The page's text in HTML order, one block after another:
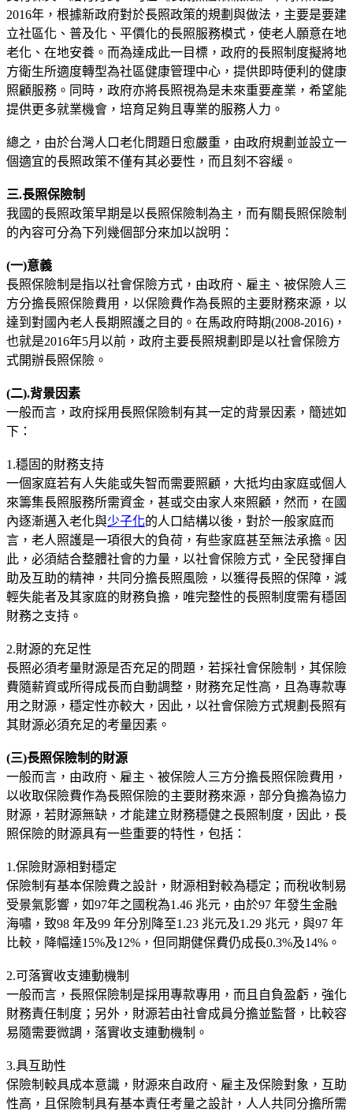
2016年，根據新政府對於長照政策的規劃與做法，主要是要建
立社區化、普及化、平價化的長照服務模式，使老人願意在地
老化、在地安養。而為達成此一目標，政府的長照制度擬將地
方衛生所適度轉型為社區健康管理中心，提供即時便利的健康
照顧服務。同時，政府亦將長照視為是未來重要產業，希望能
提供更多就業機會，培育足夠且專業的服務人力。
總之，由於台灣人口老化問題日愈嚴重，由政府規劃並設立一
個適宜的長照政策不僅有其必要性，而且刻不容緩。
三.長照保險制
我國的長照政策早期是以長照保險制為主，而有關長照保險制
的內容可分為下列幾個部分來加以說明：
(一)意義
長照保險制是指以社會保險方式，由政府、雇主、被保險人三
方分擔長照保險費用，以保險費作為長照的主要財務來源，以
達到對國內老人長期照護之目的。在馬政府時期(2008-2016)，
也就是2016年5月以前，政府主要長照規劃即是以社會保險方
式開辦長照保險。
(二).背景因素
一般而言，政府採用長照保險制有其一定的背景因素，簡述如
下：
1.穩固的財務支持
一個家庭若有人失能或失智而需要照顧，大抵均由家庭或個人
來籌集長照服務所需資金，甚或交由家人來照顧，然而，在國
內逐漸邁入老化與少子化的人口結構以後，對於一般家庭而
言，老人照護是一項很大的負荷，有些家庭甚至無法承擔。因
此，必須結合整體社會的力量，以社會保險方式，全民發揮自
助及互助的精神，共同分擔長照風險，以獲得長照的保障，減
輕失能者及其家庭的財務負擔，唯完整性的長照制度需有穩固
財務之支持。
2.財源的充足性
長照必須考量財源是否充足的問題，若採社會保險制，其保險
費隨薪資或所得成長而自動調整，財務充足性高，且為專款專
用之財源，穩定性亦較大，因此，以社會保險方式規劃長照有
其財源必須充足的考量因素。
(三)長照保險制的財源
一般而言，由政府、雇主、被保險人三方分擔長照保險費用，
以收取保險費作為長照保險的主要財務來源，部分負擔為協力
財源，若財源無缺，才能建立財務穩健之長照制度，因此，長
照保險的財源具有一些重要的特性，包括：
1.保險財源相對穩定
保險制有基本保險費之設計，財源相對較為穩定；而稅收制易
受景氣影響，如97年之國稅為1.46 兆元，由於97 年發生金融
海嘯，致98 年及99 年分別降至1.23 兆元及1.29 兆元，與97 年
比較，降幅達15%及12%，但同期健保費仍成長0.3%及14%。
2.可落實收支連動機制
一般而言，長照保險制是採用專款專用，而且自負盈虧，強化
財務責任制度；另外，財源若由社會成員分擔並監督，比較容
易隨需要微調，落實收支連動機制。
3.具互助性
保險制較具成本意識，財源來自政府、雇主及保險對象，互助
性高，且保險制具有基本責任考量之設計，人人共同分擔所需